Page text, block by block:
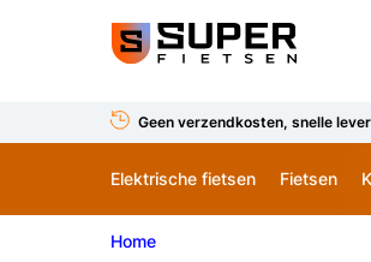
Geen verzendkosten, snelle
Elektrische fietsen Fietsen
Home